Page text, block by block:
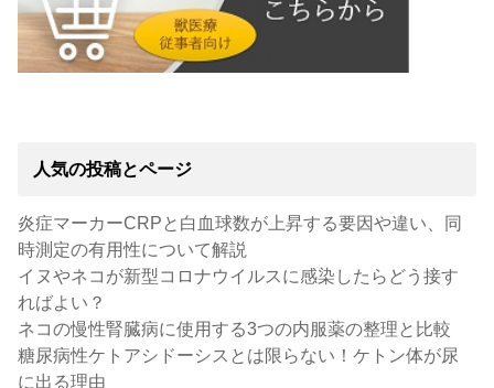
人気の投稿とページ
炎症マーカーCRPと白血球数が上昇する要因や違い、同
時測定の有用性について解説
イヌやネコが新型コロナウイルスに感染したらどう接す
ればよい？
ネコの慢性腎臓病に使用する3つの内服薬の整理と比較
糖尿病性ケトアシドーシスとは限らない！ケトン体が尿
に出る理由